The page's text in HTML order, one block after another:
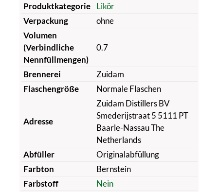
Produktkategorie
Likör
Verpackung
ohne
Volumen
(Verbindliche
Nennfüllmengen)
0.7
Brennerei
Zuidam
Flaschengröße
Normale Flaschen
Adresse
Zuidam Distillers BV
Smederijstraat 5 5111 PT
Baarle-Nassau The
Netherlands
Abfüller
Originalabfüllung
Farbton
Bernstein
Farbstoff
Nein